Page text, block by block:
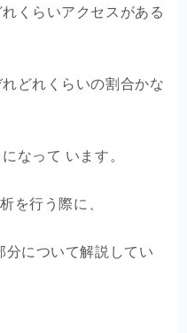
くらいアクセスがある
どれくらいの割合かな
なって います。
を行う際に、
分について解説してい